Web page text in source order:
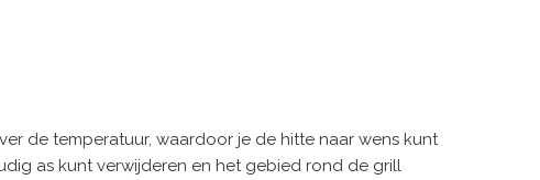
de temperatuur, waardoor je de hitte naar wens kunt
as kunt verwijderen en het gebied rond de grill